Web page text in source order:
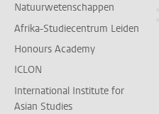
Natuurwetenschappen
Afrika-Studiecentrum Leiden
Honours Academy
ICLON
International Institute for
Asian Studies